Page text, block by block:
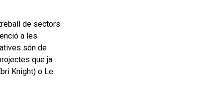
de sectors
a les
són de
que ja
Knight) o Le